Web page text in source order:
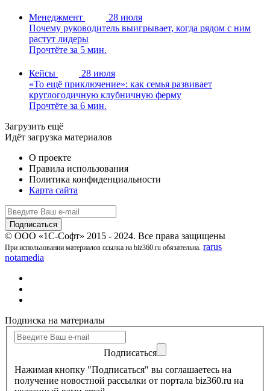
Менеджмент
28 июля
Почему руководитель выигрывает, когда рядом с ним
растут лидеры
Прочтёте за 5 мин.
Кейсы
28 июля
«То ещё приключение»: как семья развивает
круглогодичную клубничную ферму
Прочтёте за 6 мин.
Загрузить ещё
Идёт загрузка материалов
О проекте
Правила использования
Политика конфиденциальности
Карта сайта
© ООО «1С-Софт» 2015 - 2024. Все права защищены
При использовании материалов ссылка на biz360.ru обязательна. rarus
notamedia
Подписка на материалы
Подписаться
Нажимая кнопку "Подписаться" вы соглашаетесь на
получение новостной рассылки от портала biz360.ru на